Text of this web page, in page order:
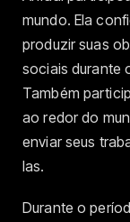
mundo. Ela
produzir suas
sociais durante
Também
ao redor do
enviar seus
las.
Durante o